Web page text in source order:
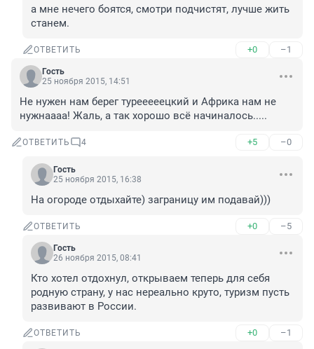
а мне нечего боятся, смотри подчистят, лучше жить
станем.
ОТВЕТИТЬ +0 –1
Гость
25 ноября 2015, 14:51
Не нужен нам берег турееееецкий и Африка нам не
нужнаааа! Жаль, а так хорошо всё начиналось.....
ОТВЕТИТЬ 4 +5 –0
Гость
25 ноября 2015, 16:38
На огороде отдыхайте) заграницу им подавай)))
ОТВЕТИТЬ +0 –5
Гость
26 ноября 2015, 08:41
Кто хотел отдохнул, открываем теперь для себя
родную страну, у нас нереально круто, туризм пусть
развивают в России.
ОТВЕТИТЬ +0 –1